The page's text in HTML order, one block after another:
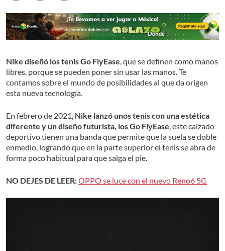
Nike diseñó los tenis Go FlyEase, que se definen como manos
libres, porque se pueden poner sin usar las manos. Te
contamos sobre el mundo de posibilidades al que da origen
esta nueva tecnología.
En febrero de 2021, Nike lanzó unos tenis con una estética
diferente y un diseño futurista, los Go FlyEase, este calzado
deportivo tienen una banda que permite que la suela se doble
enmedio, logrando que en la parte superior el tenis se abra de
forma poco habitual para que salga el pie.
NO DEJES DE LEER:OPPO se luce con el nuevo Reno6 5G